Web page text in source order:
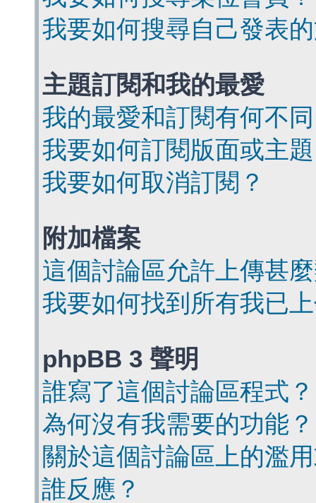
我要如何搜尋自己發表
主題訂閱和我的最愛
我的最愛和訂閱有何不
我要如何訂閱版面或主
我要如何取消訂閱？
附加檔案
這個討論區允許上傳甚
我要如何找到所有我已
phpBB 3 聲明
誰寫了這個討論區程式？
為何沒有我需要的功能？
關於這個討論區上的濫
誰反應？